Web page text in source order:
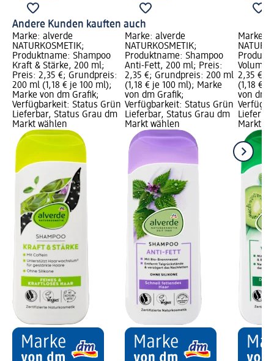
Andere Kunden kauften auch
Marke: alverde
NATURKOSMETIK;
Produktname: Shampoo
Kraft & Stärke, 200 ml;
Preis: 2,35 €; Grundpreis:
200 ml (1,18 € je 100 ml);
Marke von dm Grafik;
Verfügbarkeit: Status Grün
Lieferbar, Status Grau dm
Markt wählen
Marke: alverde
NATURKOSMETIK;
Produktname: Shampoo
Anti-Fett, 200 ml; Preis:
2,35 €; Grundpreis: 200 ml
(1,18 € je 100 ml); Marke
von dm Grafik;
Verfügbarkeit: Status Grün
Lieferbar, Status Grau dm
Markt wählen
Marke:
2,35 €;
(1,18 €
von dm
Markt